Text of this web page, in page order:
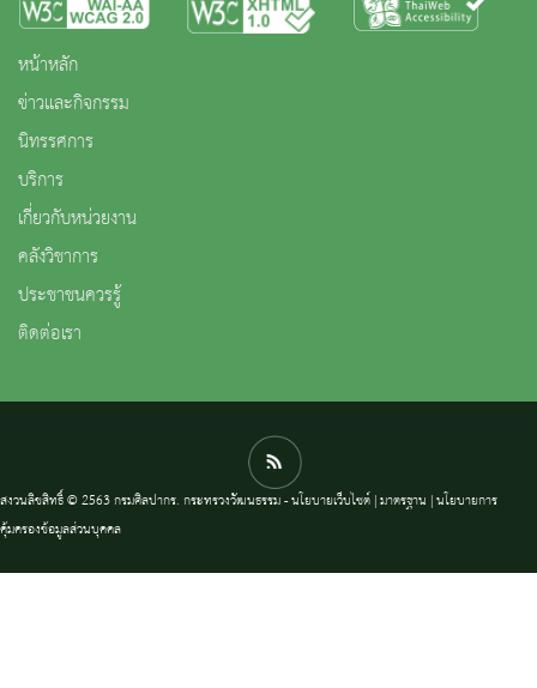
หน้าหลัก
ข่าวและกิจกรรม
นิทรรศการ
บริการ
เกี่ยวกับหน่วยงาน
คลังวิชาการ
ประชาชนควรรู้
ติดต่อเรา
สงวนลิขสิทธิ์ © 2563 กรมศิลปากร. กระทรวงวัฒนธรรม -นโยบายเว็บไซต์|มาตรฐาน |นโยบายการ
คุ้มครองข้อมูลส่วนบุคคล